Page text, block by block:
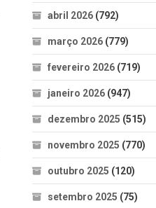
abril 2026 (792)
março 2026 (779)
fevereiro 2026 (719)
janeiro 2026 (947)
dezembro 2025 (515)
novembro 2025 (770)
outubro 2025 (120)
setembro 2025 (75)